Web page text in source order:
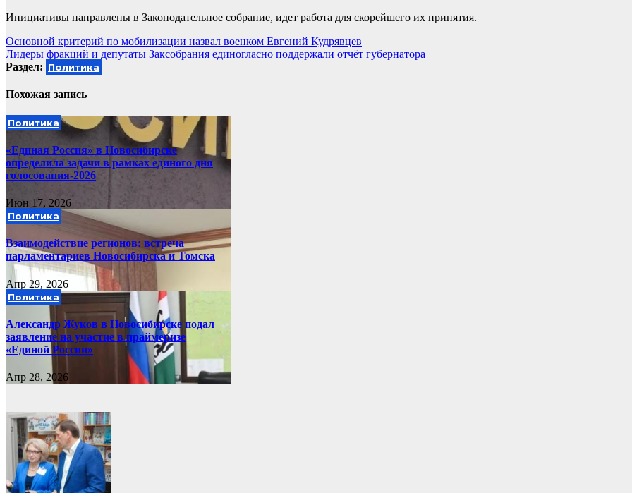
Инициативы направлены в Законодательное собрание, идет работа для скорейшего их принятия.
Навигация
по
Основной критерий по мобилизации назвал военком Евгений Кудрявцев
Лидеры фракций и депутаты Заксобрания единогласно поддержали отчёт губернатора
Раздел: Политика
Похожая запись
Политика
«Единая Россия» в Новосибирске
определила задачи в рамках единого дня
голосования-2026
Июн 17, 2026
Политика
Взаимодействие регионов: встреча
парламентариев Новосибирска и Томска
Апр 29, 2026
Политика
Александр Жуков в Новосибирске подал
заявление на участие в праймеризе
«Единой России»
Апр 28, 2026